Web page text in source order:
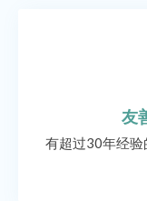
友
有超过30年经